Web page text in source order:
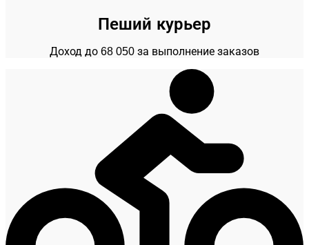
Пеший курьер
Доход до 68 050 за выполнение заказов